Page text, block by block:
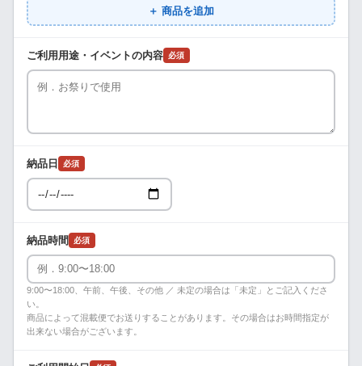
＋ 商品を追加
ご利用用途・イベントの内容 必須
納品日 必須
納品時間 必須
9:00〜18:00、午前、午後、その他 ／ 未定の場合は「未定」とご記入くださ
い。
商品によって混載便でお送りすることがあります。その場合はお時間指定が
出来ない場合がございます。